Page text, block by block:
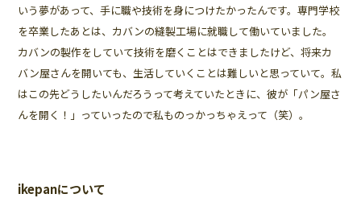
いう夢があって、手に職や技術を身につけたかったんです。専門学校
を卒業したあとは、カバンの縫製工場に就職して働いていました。
カバンの製作をしていて技術を磨くことはできましたけど、将来カ
バン屋さんを開いても、生活していくことは難しいと思っていて。私
はこの先どうしたいんだろうって考えていたときに、彼が「パン屋さ
んを開く！」っていったので私ものっかっちゃえって（笑）。
ikepanについて